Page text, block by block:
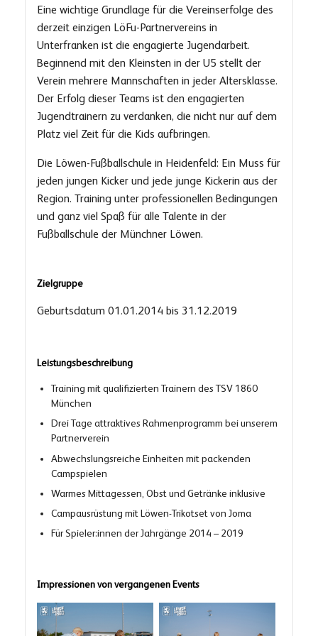
Eine wichtige Grundlage für die Vereinserfolge des
derzeit einzigen LöFu-Partnervereins in
Unterfranken ist die engagierte Jugendarbeit.
Beginnend mit den Kleinsten in der U5 stellt der
Verein mehrere Mannschaften in jeder Altersklasse.
Der Erfolg dieser Teams ist den engagierten
Jugendtrainern zu verdanken, die nicht nur auf dem
Platz viel Zeit für die Kids aufbringen.
Die Löwen-Fußballschule in Heidenfeld: Ein Muss für
jeden jungen Kicker und jede junge Kickerin aus der
Region. Training unter professionellen Bedingungen
und ganz viel Spaß für alle Talente in der
Fußballschule der Münchner Löwen.
Zielgruppe
Geburtsdatum 01.01.2014 bis 31.12.2019
Leistungsbeschreibung
Training mit qualifizierten Trainern des TSV 1860
München
Drei Tage attraktives Rahmenprogramm bei unserem
Partnerverein
Abwechslungsreiche Einheiten mit packenden
Campspielen
Warmes Mittagessen, Obst und Getränke inklusive
Campausrüstung mit Löwen-Trikotset von Joma
Für Spieler:innen der Jahrgänge 2014 – 2019
Impressionen von vergangenen Events